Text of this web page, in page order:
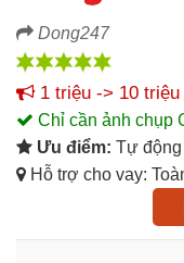
Dong247
1 triệu -> 10 triệu
Chỉ cần ảnh chụp
Ưu điểm: Tự
Hỗ trợ cho vay: